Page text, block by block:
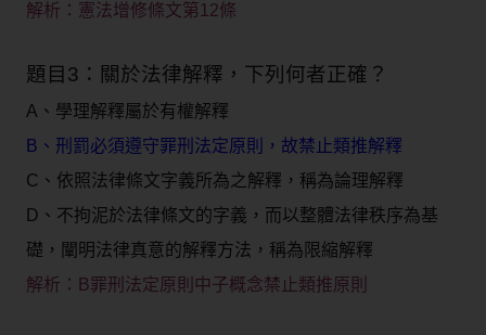
解析： 憲法增修條文第12條
題目3：關於法律解釋，下列何者正確？
A、學理解釋屬於有權解釋
B、刑罰必須遵守罪刑法定原則，故禁止類推解釋
C、依照法律條文字義所為之解釋，稱為論理解釋
D、不拘泥於法律條文的字義，而以整體法律秩序為基
礎，闡明法律真意的解釋方法，稱為限縮解釋
解析： B罪刑法定原則中子概念禁止類推原則